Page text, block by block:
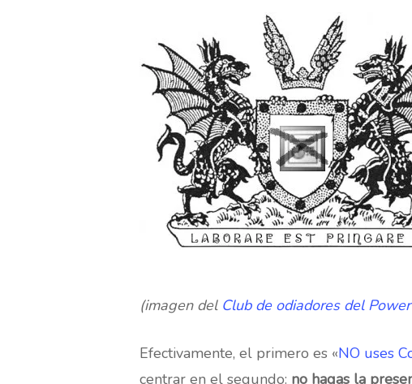
(imagen del Club de odiadores del
Efectivamente, el primero es «NO uses
centrar en el segundo: no hagas la